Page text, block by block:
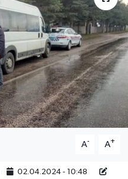
A- A+
02.04.2024 - 10:48